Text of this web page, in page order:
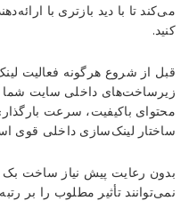
می‌کند تا با دید بازتری با
کنید.
قبل از شروع هرگونه فعالیت
زیرساخت‌های داخلی سایت شما
محتوای باکیفیت، سرعت
ساختار لینک‌سازی داخلی قوی
بدون رعایت پیش نیاز ساخت بک
نمی‌توانند تأثیر مطلوب را بر